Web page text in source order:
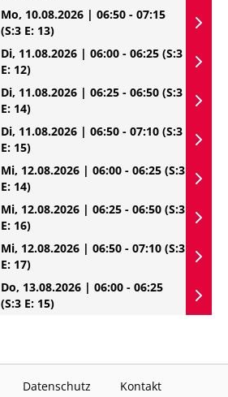
Mo, 10.08.2026 | 06:50 - 07:15
(S:3 E: 13)
Di, 11.08.2026 | 06:00 - 06:25 (S:3
E: 12)
Di, 11.08.2026 | 06:25 - 06:50 (S:3
E: 14)
Di, 11.08.2026 | 06:50 - 07:10 (S:3
E: 15)
Mi, 12.08.2026 | 06:00 - 06:25 (S:3
E: 14)
Mi, 12.08.2026 | 06:25 - 06:50 (S:3
E: 16)
Mi, 12.08.2026 | 06:50 - 07:10 (S:3
E: 17)
Do, 13.08.2026 | 06:00 - 06:25
(S:3 E: 15)
Datenschutz Kontakt